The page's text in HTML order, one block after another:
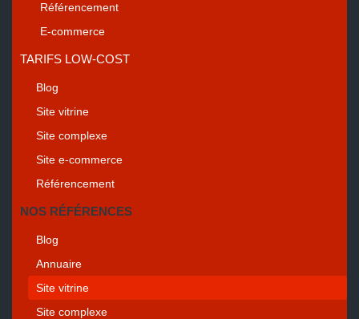
Référencement
E-commerce
TARIFS LOW-COST
Blog
Site vitrine
Site complexe
Site e-commerce
Référencement
NOS RÉFÉRENCES
Blog
Annuaire
Site vitrine
Site complexe